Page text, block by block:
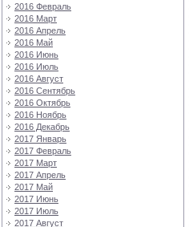
2016 Февраль
2016 Март
2016 Апрель
2016 Май
2016 Июнь
2016 Июль
2016 Август
2016 Сентябрь
2016 Октябрь
2016 Ноябрь
2016 Декабрь
2017 Январь
2017 Февраль
2017 Март
2017 Апрель
2017 Май
2017 Июнь
2017 Июль
2017 Август